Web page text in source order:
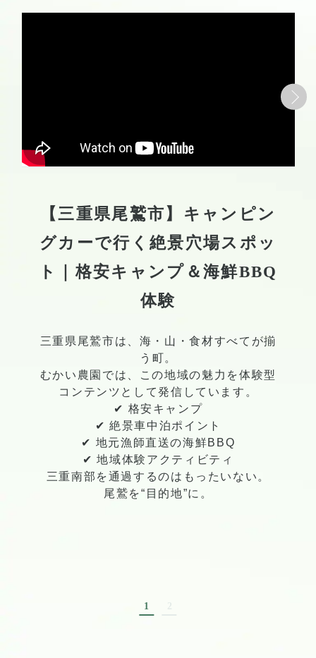
【三重県尾鷲市】キャンピン
グカーで行く絶景穴場スポッ
ト｜格安キャンプ＆海鮮BBQ
体験
三重県尾鷲市は、海・山・食材すべてが揃
う町。
むかい農園では、この地域の魅力を体験型
コンテンツとして発信しています。
✔ 格安キャンプ
✔ 絶景車中泊ポイント
✔ 地元漁師直送の海鮮BBQ
✔ 地域体験アクティビティ
三重南部を通過するのはもったいない。
尾鷲を“目的地”に。
1